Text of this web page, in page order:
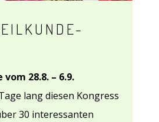
28.8. – 6.9.
lang diesen Kongress
30 interessanten